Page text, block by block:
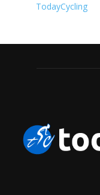
TodayCycling